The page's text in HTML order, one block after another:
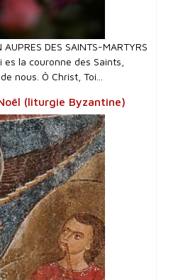
AUPRES DES SAINTS-MARTYRS
es la couronne des Saints,
nous. Ô Christ, Toi...
(liturgie Byzantine)